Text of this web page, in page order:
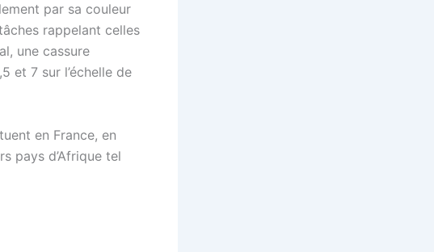
par sa couleur
rappelant celles
une cassure
et 7 sur l’échelle de
en France, en
pays d’Afrique tel